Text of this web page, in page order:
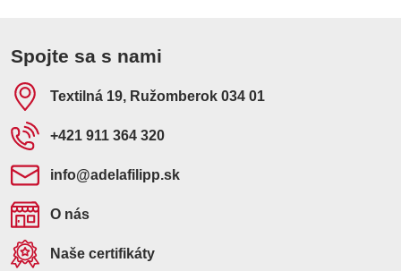
Spojte sa s nami
Textilná 19, Ružomberok 034 01
+421 911 364 320
info​@adelafilipp​.sk
O nás
Naše certifikáty